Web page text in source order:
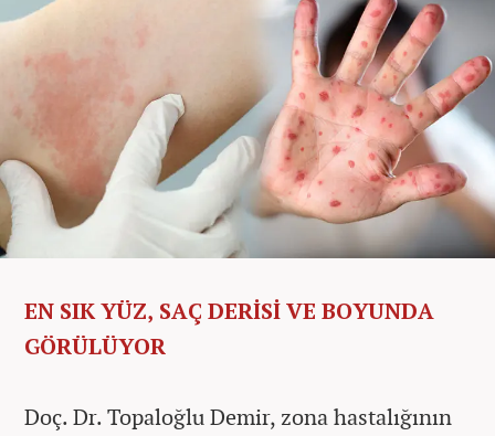
EN SIK YÜZ, SAÇ DERİSİ VE BOYUNDA
GÖRÜLÜYOR
Doç. Dr. Topaloğlu Demir, zona hastalığının